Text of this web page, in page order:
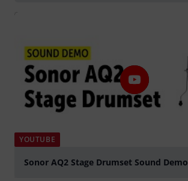
YOUTUBE
Sonor AQ2 Stage Drumset Sound Demo